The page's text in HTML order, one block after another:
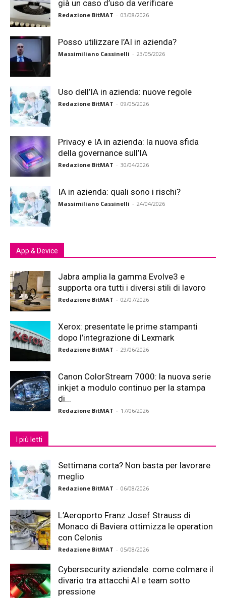
già un caso d’uso da verificare
Redazione BitMAT - 03/08/2026
Posso utilizzare l’AI in azienda?
Massimiliano Cassinelli - 23/05/2026
Uso dell’IA in azienda: nuove regole
Redazione BitMAT - 09/05/2026
Privacy e IA in azienda: la nuova sfida
della governance sull’IA
Redazione BitMAT - 30/04/2026
IA in azienda: quali sono i rischi?
Massimiliano Cassinelli - 24/04/2026
App & Device
Jabra amplia la gamma Evolve3 e
supporta ora tutti i diversi stili di lavoro
Redazione BitMAT - 02/07/2026
Xerox: presentate le prime stampanti
dopo l’integrazione di Lexmark
Redazione BitMAT - 29/06/2026
Canon ColorStream 7000: la nuova serie
inkjet a modulo continuo per la stampa
di...
Redazione BitMAT - 17/06/2026
I più letti
Settimana corta? Non basta per lavorare
meglio
Redazione BitMAT - 06/08/2026
L’Aeroporto Franz Josef Strauss di
Monaco di Baviera ottimizza le operation
con Celonis
Redazione BitMAT - 05/08/2026
Cybersecurity aziendale: come colmare il
divario tra attacchi AI e team sotto
pressione